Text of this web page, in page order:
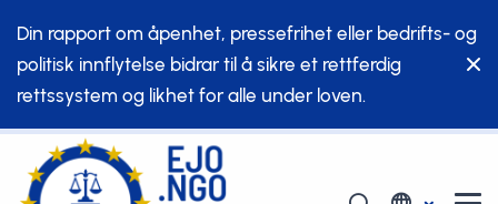
Din rapport om åpenhet, pressefrihet eller bedrifts- og
politisk innflytelse bidrar til å sikre et rettferdig
rettssystem og likhet for alle under loven.